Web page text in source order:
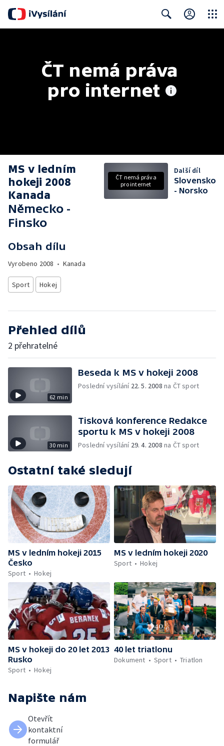
ČT nemá práva
pro internet
MS v ledním
hokeji 2008
Kanada
Německo -
Finsko
Obsah dílu
Vyrobeno 2008 • Kanada
Sport Hokej
ČT nemá práva
pro internet
Další díl
Slovensko
- Norsko
Přehled dílů
2 přehratelné
62 min
Beseda k MS v hokeji 2008
Poslední vysílání 22. 5. 2008 na ČT sport
30 min
Tisková konference Redakce
sportu k MS v hokeji 2008
Poslední vysílání 29. 4. 2008 na ČT sport
Ostatní také sledují
MS v ledním hokeji 2015
Česko
Sport
Hokej
MS v ledním hokeji 2020
Sport
Hokej
MS v hokeji do 20 let 2013
Rusko
Sport
Hokej
40 let triatlonu
Dokument
Sport Triatlon
Napište nám
Otevřít
kontaktní
formulář